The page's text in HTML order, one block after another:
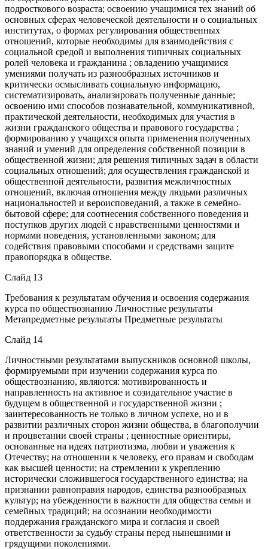
подросткового возраста; освоению учащимися тех знаний об
основных сферах человеческой деятельности и о социальных
институтах, о формах регулирования общественных
отношений, которые необходимы для взаимодействия с
социальной средой и выполнения типичных социальных
ролей человека и гражданина ; овладению учащимися
умениями получать из разнообразных источников и
критически осмысливать социальную информацию,
систематизировать, анализировать полученные данные;
освоению ими способов познавательной, коммуникативной,
практической деятельности, необходимых для участия в
жизни гражданского общества и правового государства ;
формированию у учащихся опыта применения полученных
знаний и умений для определения собственной позиции в
общественной жизни; для решения типичных задач в области
социальных отношений; для осуществления гражданской и
общественной деятельности, развития межличностных
отношений, включая отношения между людьми различных
национальностей и вероисповеданий, а также в семейно-
бытовой сфере; для соотнесения собственного поведения и
поступков других людей с нравственными ценностями и
нормами поведения, установленными законом; для
содействия правовыми способами и средствами защите
правопорядка в обществе.
Слайд 13
Требования к результатам обучения и освоения содержания
курса по обществознанию Личностные результаты
Метапредметные результаты Предметные результаты
Слайд 14
Личностными результатами выпускников основной школы,
формируемыми при изучении содержания курса по
обществознанию, являются: мотивированность и
направленность на активное и созидательное участие в
будущем в общественной и государственной жизни ;
заинтересованность не только в личном успехе, но и в
развитии различных сторон жизни общества, в благополучии
и процветании своей страны ; ценностные ориентиры,
основанные на идеях патриотизма, любви и уважения к
Отечеству; на отношении к человеку, его правам и свободам
как высшей ценности; на стремлении к укреплению
исторически сложившегося государственного единства; на
признании равноправия народов, единства разнообразных
культур; на убежденности в важности для общества семьи и
семейных традиций; на осознании необходимости
поддержания гражданского мира и согласия и своей
ответственности за судьбу страны перед нынешними и
грядущими поколениями.